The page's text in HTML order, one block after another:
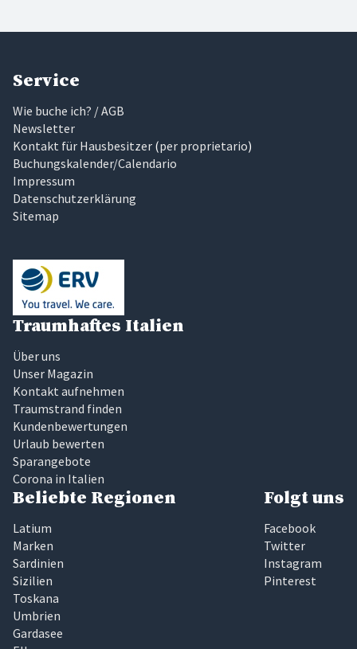
Service
Wie buche ich? / AGB
Newsletter
Kontakt für Hausbesitzer (per proprietario)
Buchungskalender/Calendario
Impressum
Datenschutzerklärung
Sitemap
Traumhaftes Italien
Über uns
Unser Magazin
Kontakt aufnehmen
Traumstrand finden
Kundenbewertungen
Urlaub bewerten
Sparangebote
Corona in Italien
Beliebte Regionen
Latium
Marken
Sardinien
Sizilien
Toskana
Umbrien
Gardasee
Folgt uns
Facebook
Twitter
Instagram
Pinterest